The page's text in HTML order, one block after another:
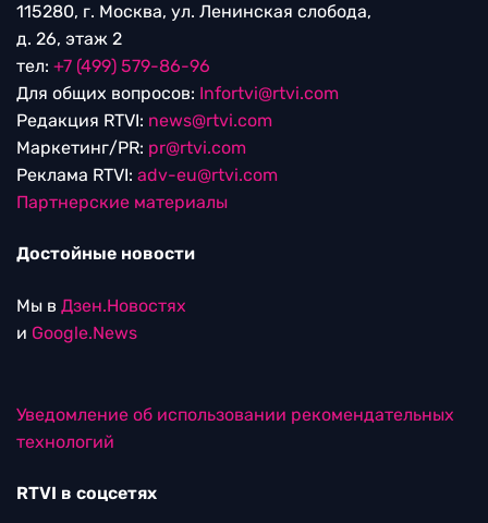
115280, г. Москва, ул. Ленинская слобода,
д. 26, этаж 2
тел: +7 (499) 579-86-96
Для общих вопросов: Infortvi@rtvi.com
Редакция RTVI: news@rtvi.com
Маркетинг/PR: pr@rtvi.com
Реклама RTVI: adv-eu@rtvi.com
Партнерские материалы
Достойные новости
Мы в Дзен.Новостях
и Google.News
Уведомление об использовании рекомендательных
технологий
RTVI в соцсетях